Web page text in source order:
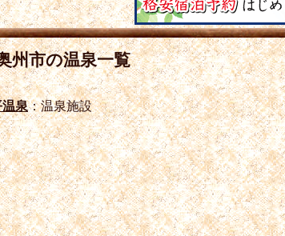
州市の温泉一覧
泉：温泉施設